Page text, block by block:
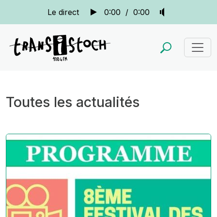
Le direct 0:00 / 0:00
Toutes les actualités